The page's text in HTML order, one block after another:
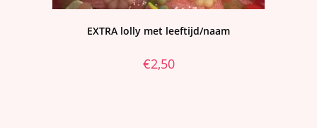
EXTRA lolly met leeftijd/naam
€2,50